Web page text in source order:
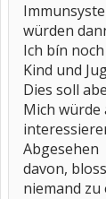
würden
Ich bín
Kind und
Dies soll
Mich würde
Abgesehen
davon,
niemand zu